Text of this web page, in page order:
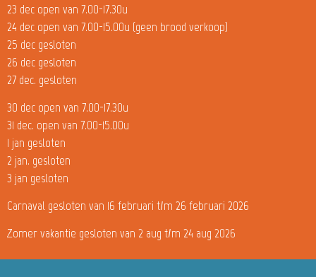
23 dec open van 7.00-17.30u
24 dec open van 7.00-15.00u (geen brood verkoop)
25 dec gesloten
26 dec gesloten
27 dec. gesloten
30 dec open van 7.00-17.30u
31 dec. open van 7.00-15.00u
1 jan gesloten
2 jan. gesloten
3 jan gesloten
Carnaval gesloten van 16 februari t/m 26 februari 2026
Zomer vakantie gesloten van 2 aug t/m 24 aug 2026